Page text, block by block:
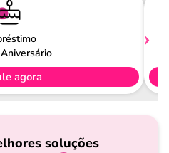
agora
soluções